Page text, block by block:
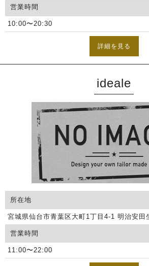
営業時間
10:00〜20:30
詳細を見る
ideale
所在地
宮城県仙台市青葉区大町1丁目4-1 明治安田
営業時間
11:00〜22:00